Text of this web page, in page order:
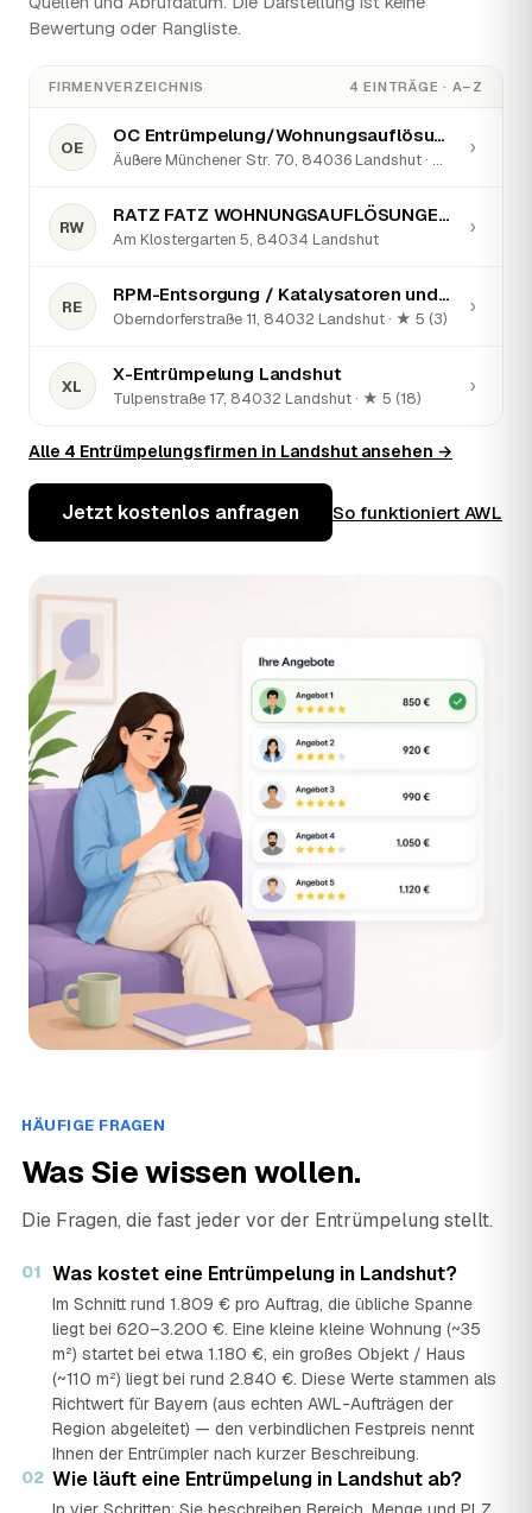
Bewertung oder Rangliste.
FIRMENVERZEICHNIS 4 EINTRÄGE · A–Z
OE
OC Entrümpelung/Wohnungsauflösungen/Kleinumzüge
Äußere Münchener Str. 70, 84036 Landshut · ★ 5 (18)
›
RW
RATZ FATZ WOHNUNGSAUFLÖSUNGEN®
Am Klostergarten 5, 84034 Landshut
›
RE
RPM-Entsorgung / Katalysatoren und Edelmetalle
Oberndorferstraße 11, 84032 Landshut · ★ 5 (3)
›
XL
X-Entrümpelung Landshut
Tulpenstraße 17, 84032 Landshut · ★ 5 (18)
›
Alle 4 Entrümpelungsfirmen in Landshut ansehen →
Jetzt kostenlos anfragen So funktioniert AWL
HÄUFIGE FRAGEN
Was Sie wissen wollen.
Die Fragen, die fast jeder vor der Entrümpelung stellt.
01 Was kostet eine Entrümpelung in Landshut?
Im Schnitt rund 1.809 € pro Auftrag, die übliche Spanne
liegt bei 620–3.200 €. Eine kleine kleine Wohnung (~35
m²) startet bei etwa 1.180 €, ein großes Objekt / Haus
(~110 m²) liegt bei rund 2.840 €. Diese Werte stammen als
Richtwert für Bayern (aus echten AWL-Aufträgen der
Region abgeleitet) — den verbindlichen Festpreis nennt
Ihnen der Entrümpler nach kurzer Beschreibung.
02 Wie läuft eine Entrümpelung in Landshut ab?